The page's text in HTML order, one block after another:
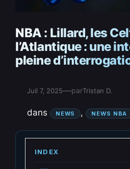
NBA : Lillard, les
l’Atlantique : une
pleine
Juil 7, 2025—parTristan D.
dans NEWS , NEWS NBA
INDEX